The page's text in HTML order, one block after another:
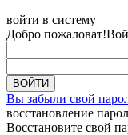
войти в систему
Добро пожаловат!
Вы забыли свой
восстановление
Восстановите свой